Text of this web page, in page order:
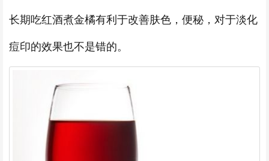
长期吃红酒煮金橘有利于改善肤色，便秘，对于淡化
痘印的效果也不是错的。